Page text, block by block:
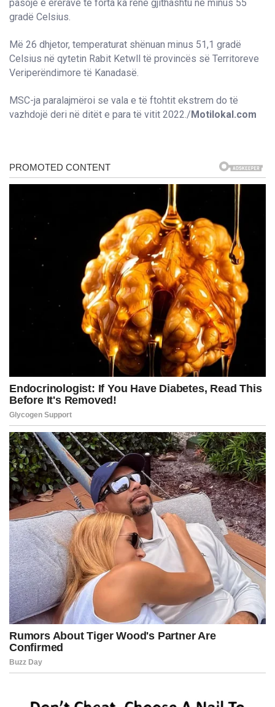
pasojë e erërave të forta ka rënë gjithashtu në minus 55
gradë Celsius.
Më 26 dhjetor, temperaturat shënuan minus 51,1 gradë
Celsius në qytetin Rabit Ketwll të provincës së Territoreve
Veriperëndimore të Kanadasë.
MSC-ja paralajmëroi se vala e të ftohtit ekstrem do të
vazhdojë deri në ditët e para të vitit 2022./Motilokal.com